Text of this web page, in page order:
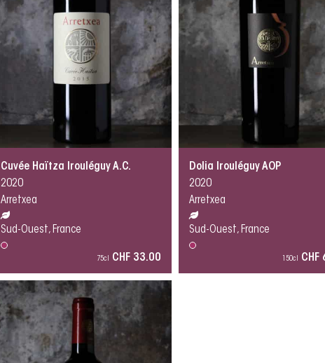
Cuvée Haïtza Irouléguy A.C.
2020
Arretxea
Sud-Ouest, France
75cl CHF 33.00
Dolia Irouléguy AOP
2020
Arretxea
Sud-Ouest, France
150cl CHF